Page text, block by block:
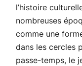
l’histoire
nombreuses
comme une
dans les cercles
passe-temps, le